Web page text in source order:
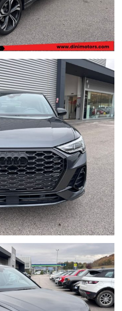
contattateci per
visione/prova, se volete anche
di fiducia.
siamo al vostro servizio dal
controllati e igienizzati prima
garanzia di conformità europea
il territorio Italiano, estendibile
convenzionali ulteriori.
per richiesta valutazione
modello/km/anno/condizioni
allegare delle foto evidenziando
o leasing in comode
in sede poichè il calcolatore
indicativo.
o restituzione dopo 2/3/4
telefonico allo 0722810139.
(PU) presso la nuova sede in
73 bis accanto alla stazione di